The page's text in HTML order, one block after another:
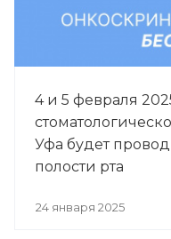
4 и 5 февраля
Уфа будет
полости рта
24 января 2025